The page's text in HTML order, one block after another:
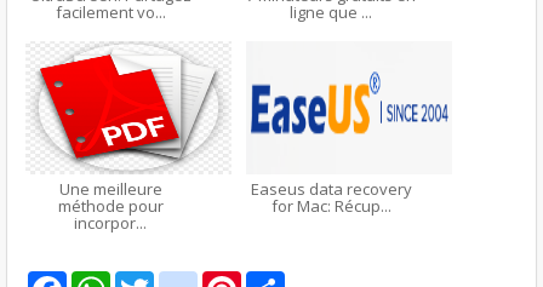
facilement vo... ligne que ...
Une meilleure
méthode pour
incorpor...
Easeus data recovery
for Mac: Récup...
F W T g P